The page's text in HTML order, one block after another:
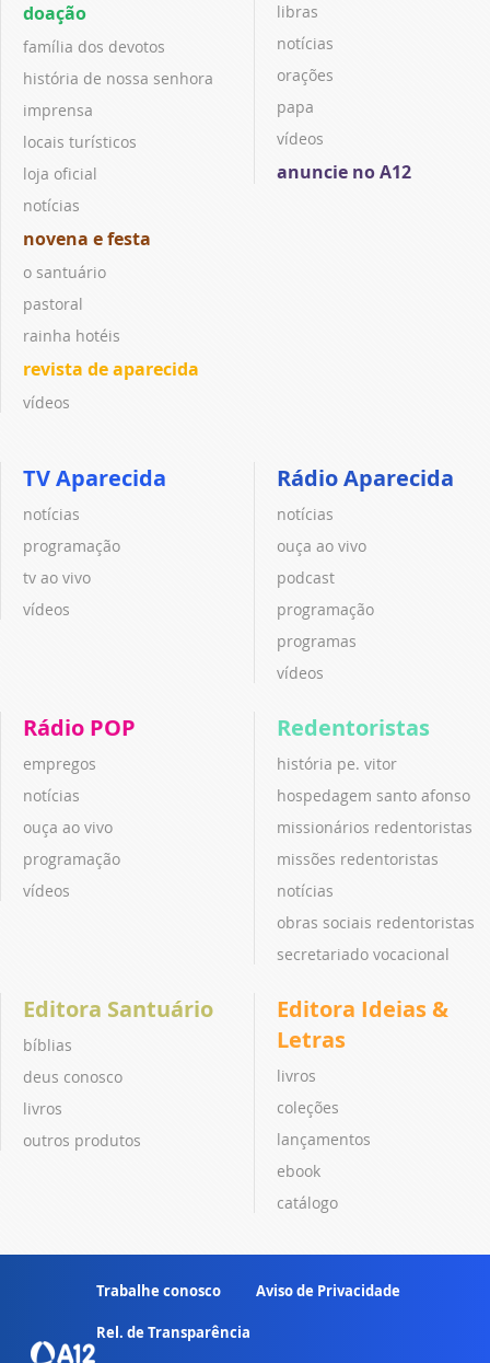
doação
família dos devotos
história de nossa senhora
imprensa
locais turísticos
loja oficial
notícias
novena e festa
o santuário
pastoral
rainha hotéis
revista de aparecida
vídeos
libras
notícias
orações
papa
vídeos
anuncie no A12
TV Aparecida
notícias
programação
tv ao vivo
vídeos
Rádio Aparecida
notícias
ouça ao vivo
podcast
programação
programas
vídeos
Rádio POP
empregos
notícias
ouça ao vivo
programação
vídeos
Redentoristas
história pe. vitor
hospedagem santo afonso
missionários redentoristas
missões redentoristas
notícias
obras sociais redentoristas
secretariado vocacional
Editora Santuário
bíblias
deus conosco
livros
outros produtos
Editora Ideias &
Letras
livros
coleções
lançamentos
ebook
catálogo
Trabalhe conosco Aviso de Privacidade
Rel. de Transparência